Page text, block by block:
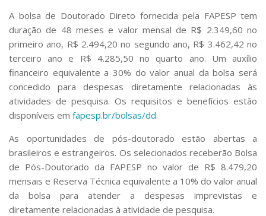
A bolsa de Doutorado Direto fornecida pela FAPESP tem
duração de 48 meses e valor mensal de R$ 2.349,60 no
primeiro ano, R$ 2.494,20 no segundo ano, R$ 3.462,42 no
terceiro ano e R$ 4.285,50 no quarto ano. Um auxílio
financeiro equivalente a 30% do valor anual da bolsa será
concedido para despesas diretamente relacionadas às
atividades de pesquisa. Os requisitos e benefícios estão
disponíveis em fapesp.br/bolsas/dd.
As oportunidades de pós-doutorado estão abertas a
brasileiros e estrangeiros. Os selecionados receberão Bolsa
de Pós-Doutorado da FAPESP no valor de R$ 8.479,20
mensais e Reserva Técnica equivalente a 10% do valor anual
da bolsa para atender a despesas imprevistas e
diretamente relacionadas à atividade de pesquisa.